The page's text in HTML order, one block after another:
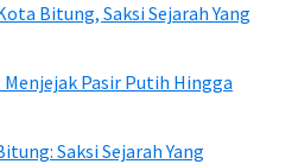
Bitung, Saksi Sejarah Yang
Pasir Putih Hingga
Saksi Sejarah Yang